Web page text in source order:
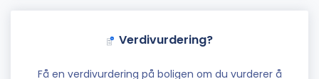
Verdivurdering?
Få en verdivurdering på boligen om du vurderer å